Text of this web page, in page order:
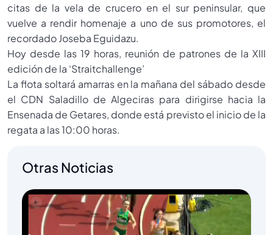
citas de la vela de crucero en el sur peninsular, que
vuelve a rendir homenaje a uno de sus promotores, el
recordado Joseba Eguidazu.
Hoy desde las 19 horas, reunión de patrones de la XIII
edición de la ‘Straitchallenge’
La flota soltará amarras en la mañana del sábado desde
el CDN Saladillo de Algeciras para dirigirse hacia la
Ensenada de Getares, donde está previsto el inicio de la
regata a las 10:00 horas.
Otras Noticias